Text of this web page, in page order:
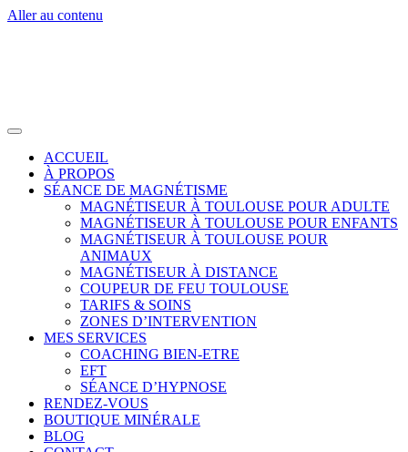
Aller au contenu
ACCUEIL
À PROPOS
SÉANCE DE MAGNÉTISME
MAGNÉTISEUR À TOULOUSE POUR ADULTE
MAGNÉTISEUR À TOULOUSE POUR ENFANTS
MAGNÉTISEUR À TOULOUSE POUR
ANIMAUX
MAGNÉTISEUR À DISTANCE
COUPEUR DE FEU TOULOUSE
TARIFS & SOINS
ZONES D’INTERVENTION
MES SERVICES
COACHING BIEN-ETRE
EFT
SÉANCE D’HYPNOSE
RENDEZ-VOUS
BOUTIQUE MINÉRALE
BLOG